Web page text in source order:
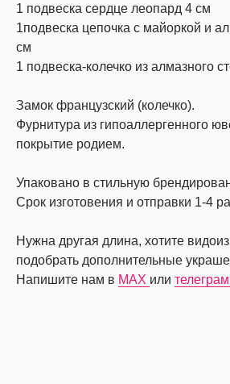
1 подвеска сердце леопард 4 см
1подвеска цепочка с майоркой и
см
1 подвеска-колечко из алмазного
Замок французский (колечко).
Фурнитура из гипоаллергенного
покрытие родием.
Упаковано в стильную
Срок изготовения и отправки 1-4
Нужна другая длина, хотите
подобрать дополнительные
Напишите нам в MAX или